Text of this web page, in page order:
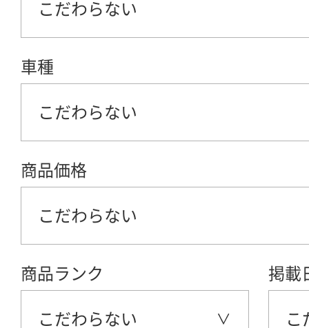
こだわらない
車種
こだわらない
商品価格
こだわらない
商品ランク
こだわらない
掲載
こ